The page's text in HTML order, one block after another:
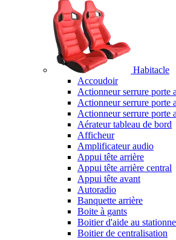
Habitacle
Accoudoir
Actionneur serrure porte
Actionneur serrure porte
Actionneur serrure porte
Aérateur tableau de bord
Afficheur
Amplificateur audio
Appui tête arrière
Appui tête arrière central
Appui tête avant
Autoradio
Banquette arrière
Boite à gants
Boitier d'aide au
Boitier de centralisation